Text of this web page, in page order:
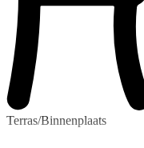
Terras/Binnenplaats